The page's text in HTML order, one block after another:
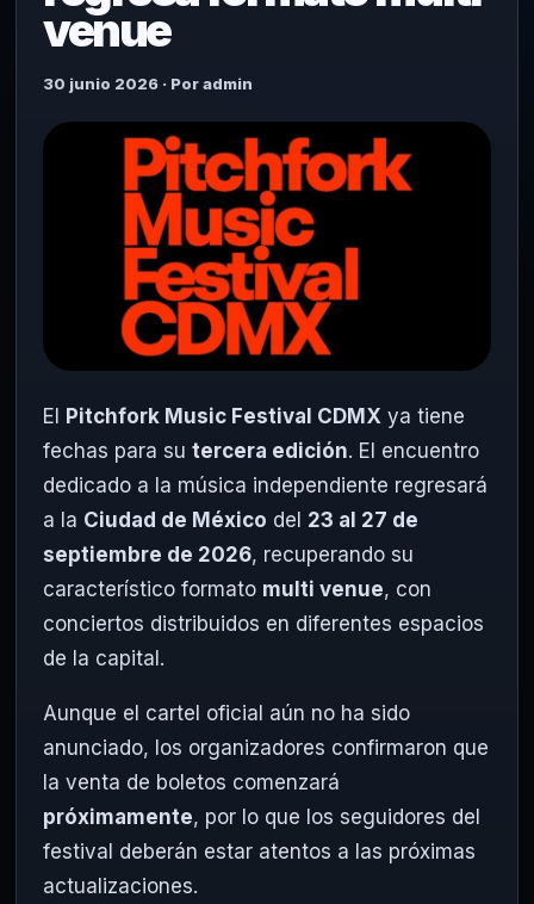
venue
30 junio 2026 · Por admin
El Pitchfork Music Festival CDMX ya tiene
fechas para su tercera edición. El encuentro
dedicado a la música independiente regresará
a la Ciudad de México del 23 al 27 de
septiembre de 2026, recuperando su
característico formato multi venue, con
conciertos distribuidos en diferentes espacios
de la capital.
Aunque el cartel oficial aún no ha sido
anunciado, los organizadores confirmaron que
la venta de boletos comenzará
próximamente, por lo que los seguidores del
festival deberán estar atentos a las próximas
actualizaciones.